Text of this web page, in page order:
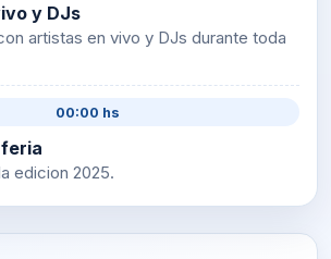
y DJs
artistas en vivo y DJs durante toda
00:00 hs
feria
edicion 2025.